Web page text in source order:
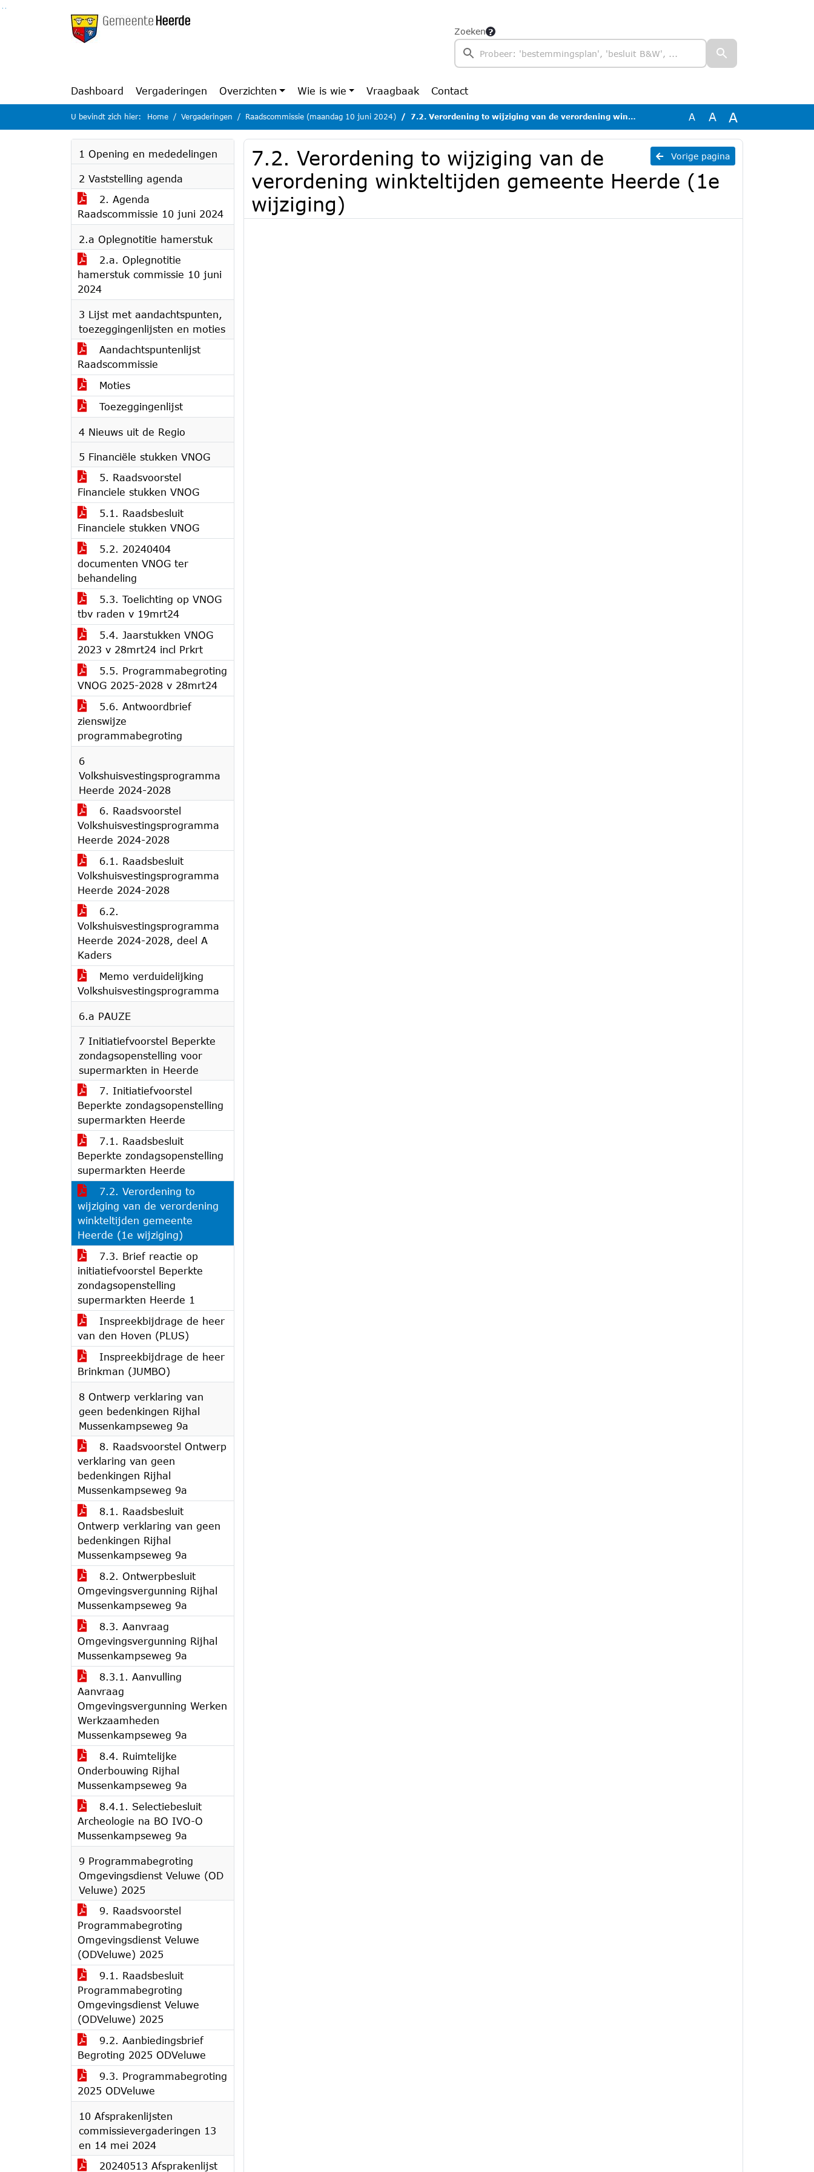
Ga naar de inhoud van deze pagina
Ga naar het zoeken
Ga naar het menu
Zoeken
Dashboard Vergaderingen Overzichten Wie is wie Vraagbaak Contact
U bevindt zich hier: Home Vergaderingen Raadscommissie (maandag 10 juni 2024) 7.2. Verordening to wijziging van de verordening winkteltijden gemeente Heerde (1e wijziging) A A A
1 Opening en mededelingen
2 Vaststelling agenda
2. Agenda
Raadscommissie 10 juni 2024
2.a Oplegnotitie hamerstuk
2.a. Oplegnotitie
hamerstuk commissie 10 juni
2024
3 Lijst met aandachtspunten,
toezeggingenlijsten en moties
Aandachtspuntenlijst
Raadscommissie
Moties
Toezeggingenlijst
4 Nieuws uit de Regio
5 Financiële stukken VNOG
5. Raadsvoorstel
Financiele stukken VNOG
5.1. Raadsbesluit
Financiele stukken VNOG
5.2. 20240404
documenten VNOG ter
behandeling
5.3. Toelichting op VNOG
tbv raden v 19mrt24
5.4. Jaarstukken VNOG
2023 v 28mrt24 incl Prkrt
5.5. Programmabegroting
VNOG 2025-2028 v 28mrt24
5.6. Antwoordbrief
zienswijze
programmabegroting
6
Volkshuisvestingsprogramma
Heerde 2024-2028
6. Raadsvoorstel
Volkshuisvestingsprogramma
Heerde 2024-2028
6.1. Raadsbesluit
Volkshuisvestingsprogramma
Heerde 2024-2028
6.2.
Volkshuisvestingsprogramma
Heerde 2024-2028, deel A
Kaders
Memo verduidelijking
Volkshuisvestingsprogramma
6.a PAUZE
7 Initiatiefvoorstel Beperkte
zondagsopenstelling voor
supermarkten in Heerde
7. Initiatiefvoorstel
Beperkte zondagsopenstelling
supermarkten Heerde
7.1. Raadsbesluit
Beperkte zondagsopenstelling
supermarkten Heerde
7.2. Verordening to
wijziging van de verordening
winkteltijden gemeente
Heerde (1e wijziging)
7.3. Brief reactie op
initiatiefvoorstel Beperkte
zondagsopenstelling
supermarkten Heerde 1
Inspreekbijdrage de heer
van den Hoven (PLUS)
Inspreekbijdrage de heer
Brinkman (JUMBO)
8 Ontwerp verklaring van
geen bedenkingen Rijhal
Mussenkampseweg 9a
8. Raadsvoorstel Ontwerp
verklaring van geen
bedenkingen Rijhal
Mussenkampseweg 9a
8.1. Raadsbesluit
Ontwerp verklaring van geen
bedenkingen Rijhal
Mussenkampseweg 9a
8.2. Ontwerpbesluit
Omgevingsvergunning Rijhal
Mussenkampseweg 9a
8.3. Aanvraag
Omgevingsvergunning Rijhal
Mussenkampseweg 9a
8.3.1. Aanvulling
Aanvraag
Omgevingsvergunning Werken
Werkzaamheden
Mussenkampseweg 9a
8.4. Ruimtelijke
Onderbouwing Rijhal
Mussenkampseweg 9a
8.4.1. Selectiebesluit
Archeologie na BO IVO-O
Mussenkampseweg 9a
9 Programmabegroting
Omgevingsdienst Veluwe (OD
Veluwe) 2025
9. Raadsvoorstel
Programmabegroting
Omgevingsdienst Veluwe
(ODVeluwe) 2025
9.1. Raadsbesluit
Programmabegroting
Omgevingsdienst Veluwe
(ODVeluwe) 2025
9.2. Aanbiedingsbrief
Begroting 2025 ODVeluwe
9.3. Programmabegroting
2025 ODVeluwe
10 Afsprakenlijsten
commissievergaderingen 13
en 14 mei 2024
20240513 Afsprakenlijst
Vorige pagina
7.2. Verordening to wijziging van de
verordening winkteltijden gemeente Heerde (1e
wijziging)